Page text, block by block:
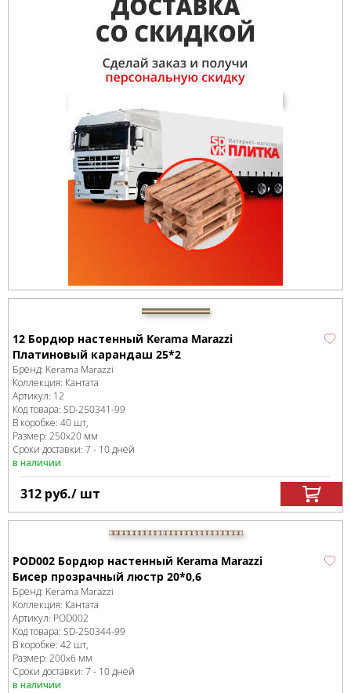
12 Бордюр настенный Kerama Marazzi
Платиновый карандаш 25*2
Бренд: Kerama Marazzi
Коллекция: Кантата
Артикул: 12
Код товара: SD-250341-99
В коробке: 40 шт,
Размер: 250x20 мм
Сроки доставки: 7 - 10 дней
в наличии
312 руб./ шт
POD002 Бордюр настенный Kerama Marazzi
Бисер прозрачный люстр 20*0,6
Бренд: Kerama Marazzi
Коллекция: Кантата
Артикул: POD002
Код товара: SD-250344-99
В коробке: 42 шт,
Размер: 200x6 мм
Сроки доставки: 7 - 10 дней
в наличии